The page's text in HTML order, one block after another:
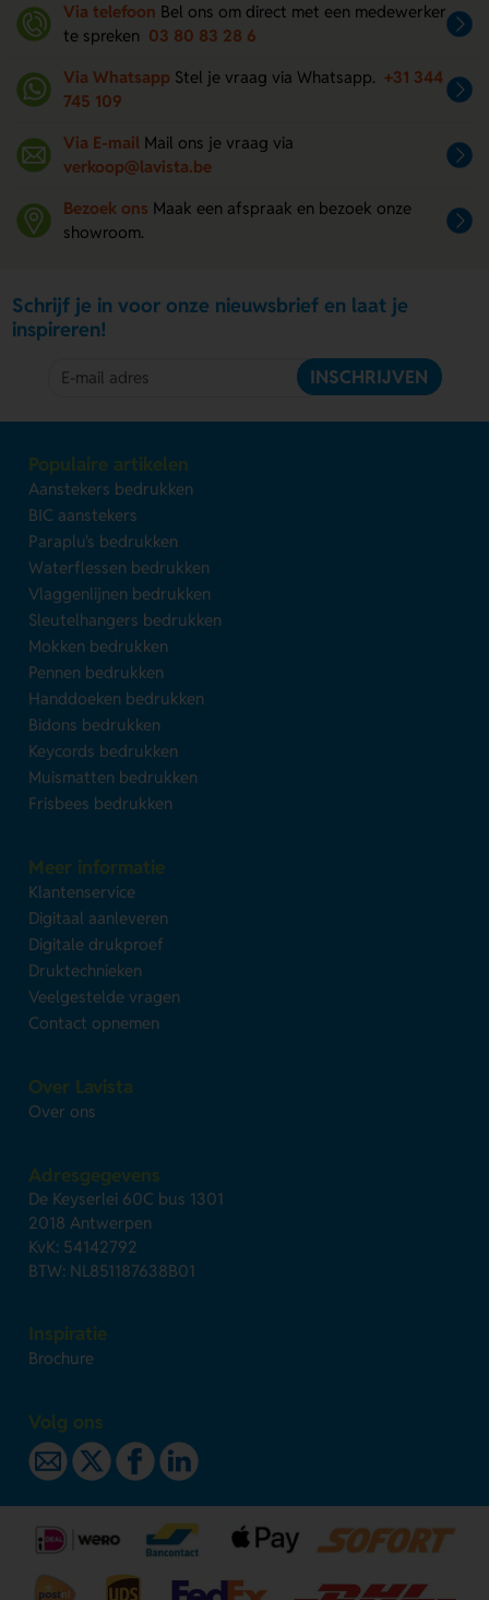
Via telefoon Bel ons om direct met een medewerker
te spreken 03 80 83 28 6
Via Whatsapp Stel je vraag via Whatsapp. +31 344
745 109
Via E-mail Mail ons je vraag via
verkoop@lavista.be
Bezoek ons Maak een afspraak en bezoek onze
showroom.
Schrijf je in voor onze nieuwsbrief en laat je
inspireren!
INSCHRIJVEN
Populaire artikelen
Aanstekers bedrukken
BIC aanstekers
Paraplu's bedrukken
Waterflessen bedrukken
Vlaggenlijnen bedrukken
Sleutelhangers bedrukken
Mokken bedrukken
Pennen bedrukken
Handdoeken bedrukken
Bidons bedrukken
Keycords bedrukken
Muismatten bedrukken
Frisbees bedrukken
Meer informatie
Klantenservice
Digitaal aanleveren
Digitale drukproef
Druktechnieken
Veelgestelde vragen
Contact opnemen
Over Lavista
Over ons
Adresgegevens
De Keyserlei 60C bus 1301
2018 Antwerpen
KvK: 54142792
BTW: NL851187638B01
Inspiratie
Brochure
Volg ons